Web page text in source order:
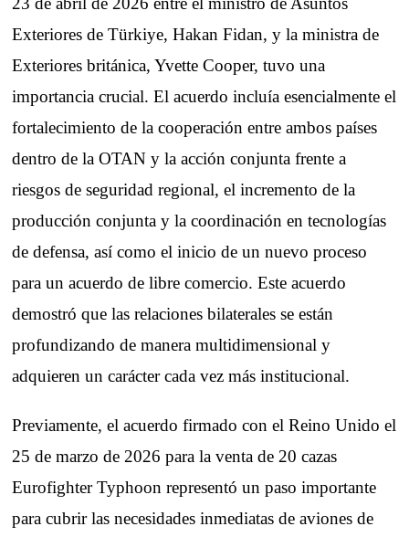
Exteriores de Türkiye, Hakan Fidan, y la ministra de
Exteriores británica, Yvette Cooper, tuvo una
importancia crucial. El acuerdo incluía esencialmente el
fortalecimiento de la cooperación entre ambos países
dentro de la OTAN y la acción conjunta frente a
riesgos de seguridad regional, el incremento de la
producción conjunta y la coordinación en tecnologías
de defensa, así como el inicio de un nuevo proceso
para un acuerdo de libre comercio. Este acuerdo
demostró que las relaciones bilaterales se están
profundizando de manera multidimensional y
adquieren un carácter cada vez más institucional.
Previamente, el acuerdo firmado con el Reino Unido el
25 de marzo de 2026 para la venta de 20 cazas
Eurofighter Typhoon representó un paso importante
para cubrir las necesidades inmediatas de aviones de